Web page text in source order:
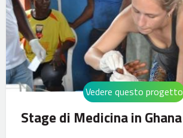
Stage di Medicina in Ghana
Vedere questo progetto